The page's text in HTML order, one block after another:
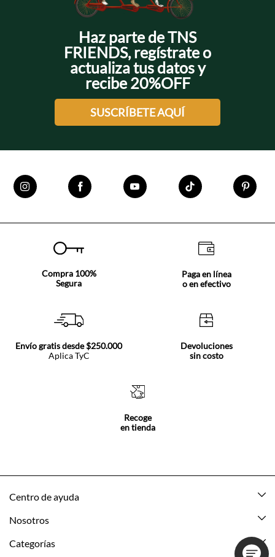
Haz parte de TNS
FRIENDS, regístrate o
actualiza tus datos y
recibe 20%OFF
SUSCRÍBETE AQUÍ
Compra 100%
Segura
Paga en línea
o en efectivo
Envío gratis desde $250.000
Aplica TyC
Devoluciones
sin costo
Recoge
en tienda
Centro de ayuda
Mis pedidos
Nosotros
Acerca de Tennis
Categorías